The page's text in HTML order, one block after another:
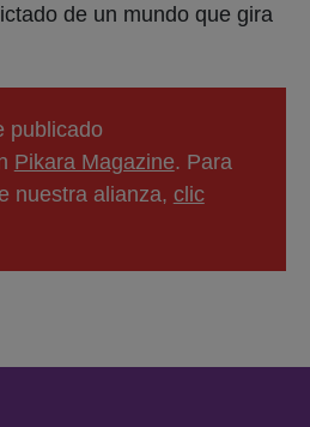
de un mundo que gira
publicado
Pikara Magazine. Para
nuestra alianza, clic